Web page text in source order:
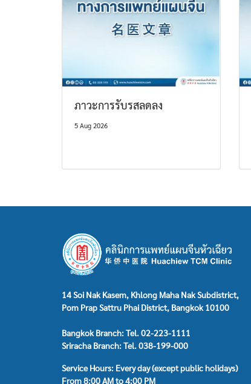
ภาวะการรับรสลดลง
5 Aug 2026
14 Soi Nak Kasem, Khlong Maha Nak Subdistrict,
Pom Prap Sattru Phai District, Bangkok 10100
Bangkok Branch: Tel. 02-223-1111
Sriracha Branch: Tel. 038-199-000
Service Hours: Every day (except public holidays)
From 8:00 AM to 4:00 PM